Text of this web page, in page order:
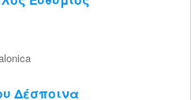
Δέσποινα